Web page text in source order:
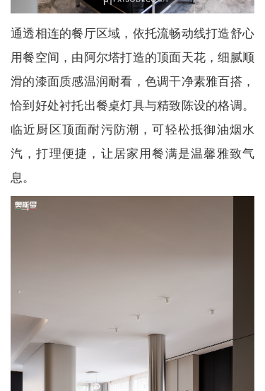
通透相连的餐厅区域，依托流畅动线打造舒心
用餐空间，由阿尔塔打造的顶面天花，细腻顺
滑的漆面质感温润耐看，色调干净素雅百搭，
恰到好处衬托出餐桌灯具与精致陈设的格调。
临近厨区顶面耐污防潮，可轻松抵御油烟水
汽，打理便捷，让居家用餐满是温馨雅致气
息。